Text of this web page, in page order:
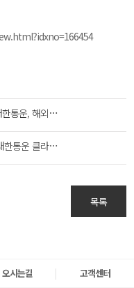
지는데 '알리' 재계약
기반 택배 체계 구축
목록
오시는길 고객센터